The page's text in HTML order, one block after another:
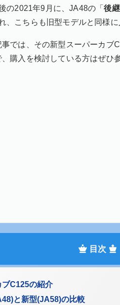
の2021年9月に、JA48の「後
、こちらも旧型モデルと同様
では、その新型スーパーカブ
購入を検討している方はぜひ
ブC125の紹介
と新型(JA58)の比較